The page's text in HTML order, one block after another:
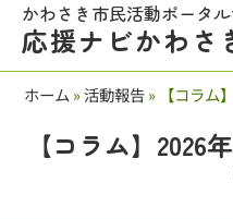
かわさき市民活動ポータ
応援ナビかわさ
ホーム »活動報告» 【コラム
【コラム】2026